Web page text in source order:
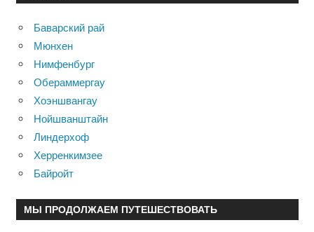
Баварский рай
Мюнхен
Нимфенбург
Обераммергау
Хоэншвангау
Нойшванштайн
Линдерхоф
Херренкимзее
Байройт
МЫ ПРОДОЛЖАЕМ ПУТЕШЕСТВОВАТЬ